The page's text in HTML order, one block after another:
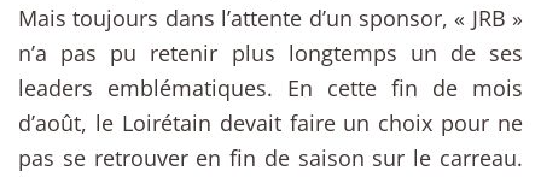
Mais toujours dans l’attente d’un sponsor, « JRB »
n’a pas pu retenir plus longtemps un de ses
leaders emblématiques. En cette fin de mois
d’août, le Loirétain devait faire un choix pour ne
pas se retrouver en fin de saison sur le carreau.